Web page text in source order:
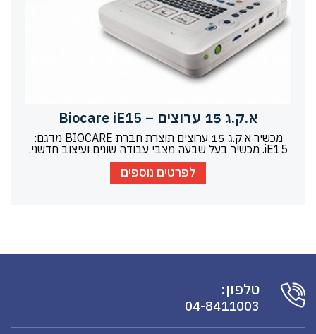
א.ק.ג 15 ערוצים – Biocare iE15
מכשיר א.ק.ג 15 ערוצים תוצרת חברת BIOCARE מדגם:
iE15. מכשיר בעל שבעה מצבי עבודה שונים ועיצוב חדשני.
לפרטים נוספים
טלפון:
04-8411003